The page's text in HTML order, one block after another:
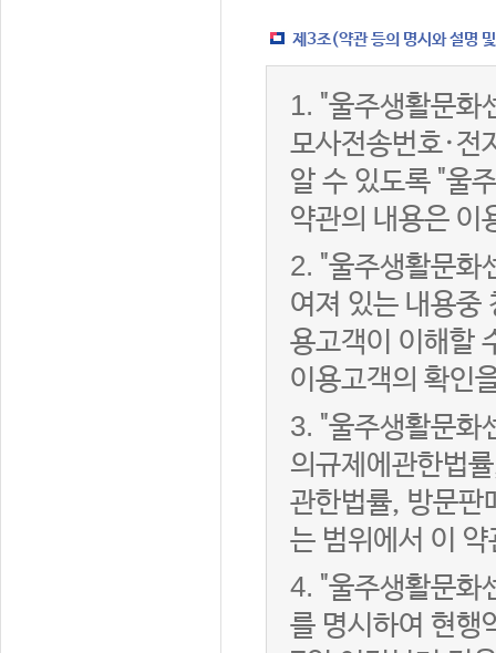
제3조(약관 등의 명시와 설명
1. "울주생활문화
모사전송번호·전
알 수 있도록 "울
약관의 내용은 이
2. "울주생활문화
여져 있는 내용중
용고객이 이해할
이용고객의 확인
3. "울주생활문화
의규제에관한법
관한법률, 방문판
는 범위에서 이
4. "울주생활문화
를 명시하여 현행